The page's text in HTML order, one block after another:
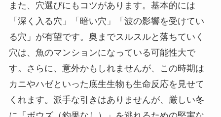
また、穴選びにもコツがあります。基本的には
「深く入る穴」「暗い穴」「波の影響を受けてい
る穴」が有望です。奥までスルスルと落ちていく
穴は、魚のマンションになっている可能性大で
す。さらに、意外かもしれませんが、この時期は
カニやハゼといった底生生物も生命反応を見せて
くれます。派手な引きはありませんが、厳しい冬